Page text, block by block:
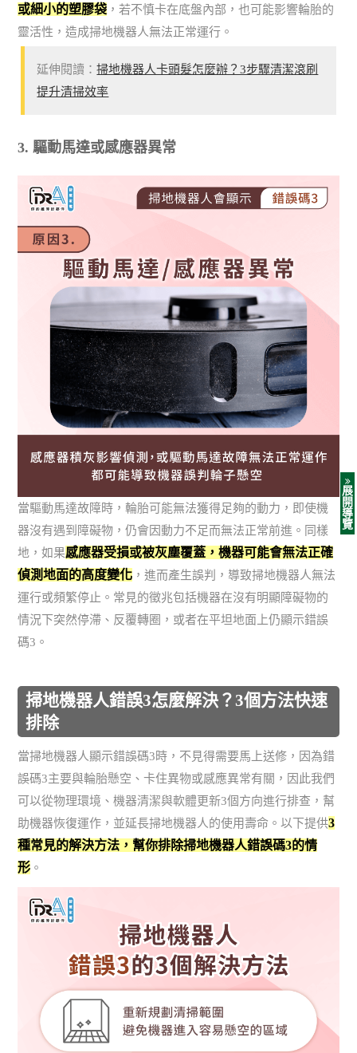
或細小的塑膠袋 ，若不慎卡在底盤內部，也可能影響輪胎的
靈活性，造成掃地機器人無法正常運行。
延伸閱讀：掃地機器人卡頭髮怎麼辦？3步驟清潔滾刷
提升清掃效率
3. 驅動馬達或感應器異常
當驅動馬達故障時，輪胎可能無法獲得足夠的動力，即使機
器沒有遇到障礙物，仍會因動力不足而無法正常前進。同樣
地，如果感應器受損或被灰塵覆蓋，機器可能會無法正確
偵測地面的高度變化 ，進而產生誤判，導致掃地機器人無法
運行或頻繁停止。常見的徵兆包括機器在沒有明顯障礙物的
情況下突然停滯、反覆轉圈，或者在平坦地面上仍顯示錯誤
碼3。
掃地機器人錯誤3怎麼解決？3個方法快速
排除
當掃地機器人顯示錯誤碼3時，不見得需要馬上送修，因為錯
誤碼3主要與輪胎懸空、卡住異物或感應異常有關，因此我們
可以從物理環境、機器清潔與軟體更新3個方向進行排查，幫
助機器恢復運作，並延長掃地機器人的使用壽命。以下提供3
種常見的解決方法，幫你排除掃地機器人錯誤碼3的情
形 。
展
開
導
覽